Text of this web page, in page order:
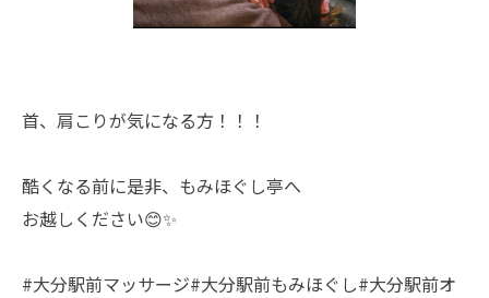
首、肩こりが気になる方！！！
酷くなる前に是非、もみほぐし亭へ
お越しください😊✨️
#大分駅前マッサージ#大分駅前もみほぐし#大分駅前オ